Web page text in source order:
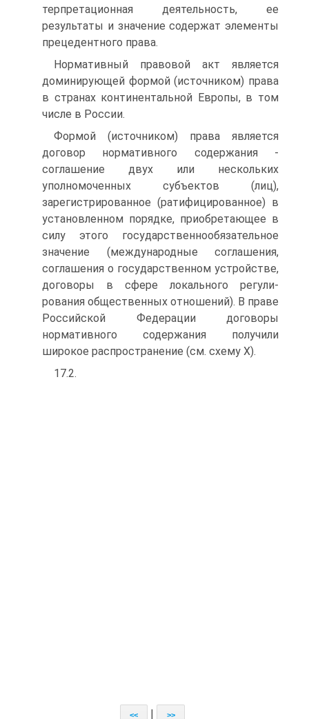
терпретационная деятельность, ее
результаты и значение содержат элементы
прецедентного права.
Нормативный правовой акт является
доминирующей фор­мой (источником) права
в странах континентальной Европы, в том
числе в России.
Формой (источником) права является
договор нормативного содержания -
соглашение двух или нескольких
уполномоченных субъектов (лиц),
зарегистрированное (ратифицированное) в
уста­новленном порядке, приобретающее в
силу этого государственно­обязательное
значение (международные соглашения,
соглашения о государственном устройстве,
договоры в сфере локального регули­
рования общественных отношений). В праве
Российской Федера­ции договоры
нормативного содержания получили
широкое рас­пространение (см. схему X).
17.2.
<< >>